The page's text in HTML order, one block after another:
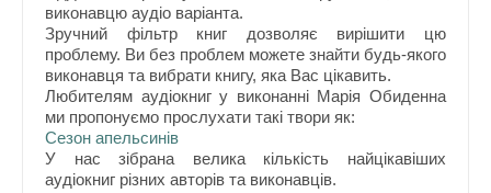
виконавцю аудіо варіанта.
Зручний фільтр книг дозволяє вирішити цю
проблему. Ви без проблем можете знайти будь-якого
виконавця та вибрати книгу, яка Вас цікавить.
Любителям аудіокниг у виконанні Марія Обиденна
ми пропонуємо прослухати такі твори як:
Сезон апельсинів
У нас зібрана велика кількість найцікавіших
аудіокниг різних авторів та виконавців.